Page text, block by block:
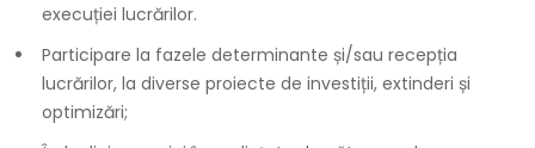
execuției lucrărilor.
Participare la fazele determinante și/sau recepția
lucrărilor, la diverse proiecte de investiții, extinderi și
optimizări;